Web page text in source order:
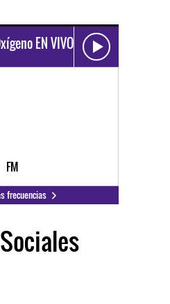
EN VIVO
FM
frecuencias